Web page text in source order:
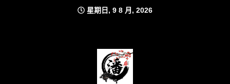
星期日, 9 8 月, 2026